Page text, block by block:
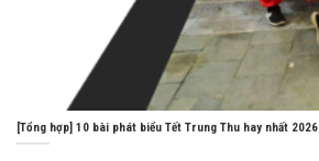
[Tổng hợp] 10 bài phát biểu Tết Trung Thu hay nhất 2026